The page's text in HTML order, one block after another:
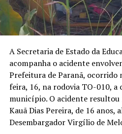
A Secretaria de Estado da
acompanha o acidente
Prefeitura de Paranã, ocorrido
feira, 16, na rodovia TO-010, a
município. O acidente
Kauã Dias Pereira, de 16 anos,
Desembargador Virgílio de